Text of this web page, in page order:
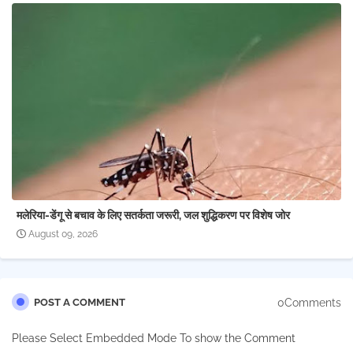
मलेरिया-डेंगू से बचाव के लिए सतर्कता जरूरी, जल शुद्धिकरण पर विशेष जोर
August 09, 2026
POST A COMMENT 0Comments
Please Select Embedded Mode To show the Comment